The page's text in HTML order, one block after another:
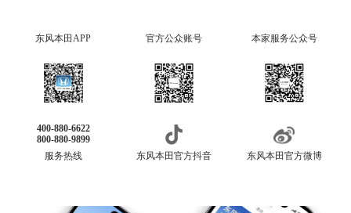
东风本田APP 官方公众账号 本家服务公众号
400-880-6622
800-880-9899
服务热线
东风本田官方抖音 东风本田官方微博